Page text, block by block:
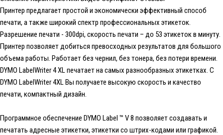
Принтер предлагает простой и экономически эффективный способ
печати, а также широкий спектр профессиональных этикеток.
Разрешение печати - 300dpi, скорость печати – до 53 этикеток в минуту.
Принтер позволяет добиться превосходных результатов для большого
объема работы. Работает без чернил, без тонера, без потери времени.
DYMO LabelWriter 4 XL печатает на самых разнообразных этикетках. С
DYMO LabelWriter 4XL Вы получаете высокую скорость и качество
печати, компактный дизайн.
Программное обеспечение DYMO Label ™ V 8 позволяет создавать и
печатать адресные этикетки, этикетки со штрих-кодами или графикой.